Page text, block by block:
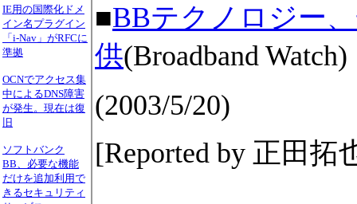
IE用の国際化ドメ
イン名プラグイン
「i-Nav」がRFCに
準拠
OCNでアクセス集
中によるDNS障害
が発生。現在は復
旧
ソフトバンク
BB、必要な機能
だけを追加利用で
きるセキュリティ
■BBテクノロジー
供(Broadband Watch)
(2003/5/20)
[Reported by 正田拓